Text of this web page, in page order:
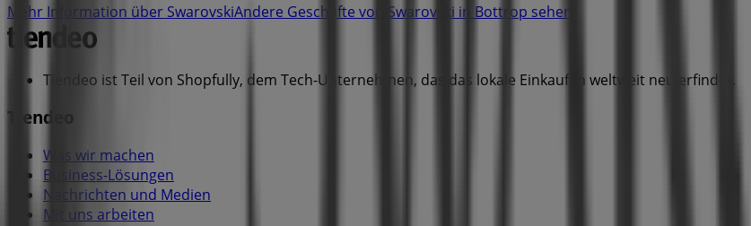
Mehr Information über SwarovskiAndere Geschäfte von Swarovski in Bottrop sehen
Tiendeo ist Teil von Shopfully, dem Tech-Unternehmen, das das lokale Einkaufen weltweit neu erfindet.
Tiendeo
Was wir machen
Business-Lösungen
Nachrichten und Medien
Mit uns arbeiten